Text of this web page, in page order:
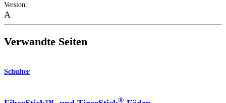
Version:
A
Verwandte Seiten
Schulter
®